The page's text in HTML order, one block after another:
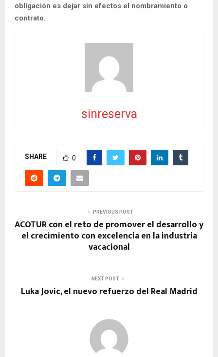
obligación es dejar sin efectos el nombramiento o
contrato.
sinreserva
SHARE 0
PREVIOUS POST
ACOTUR con el reto de promover el desarrollo y
el crecimiento con excelencia en la industria
vacacional
NEXT POST
Luka Jovic, el nuevo refuerzo del Real Madrid